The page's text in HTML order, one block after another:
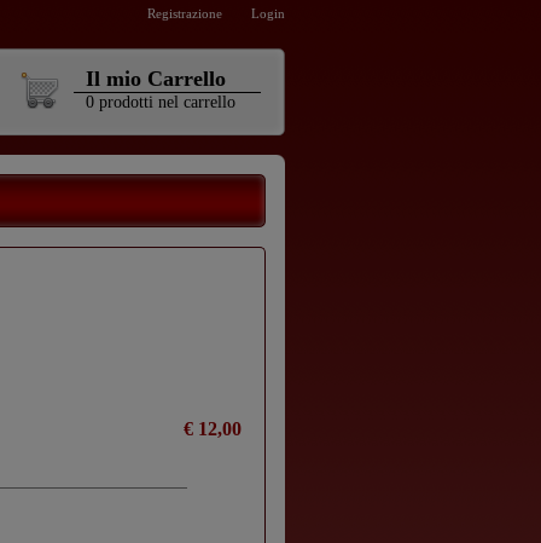
Registrazione Login
Il mio Carrello
0 prodotti nel carrello
€ 12,00